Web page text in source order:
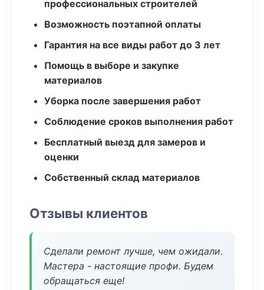
профессиональных строителей
Возможность поэтапной оплаты
Гарантия на все виды работ до 3 лет
Помощь в выборе и закупке
материалов
Уборка после завершения работ
Соблюдение сроков выполнения работ
Бесплатный выезд для замеров и
оценки
Собственный склад материалов
Отзывы клиентов
Сделали ремонт лучше, чем ожидали.
Мастера - настоящие профи. Будем
обращаться еще!